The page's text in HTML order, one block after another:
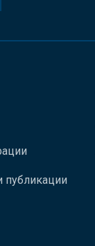
публикации